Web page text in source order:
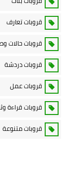
قروبات تعارف
قروبات حالات
قروبات دردشة
قروبات عمل
قروبات قراءة
قروبات متنوعة